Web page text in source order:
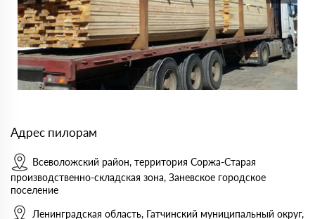
Адрес пилорам
Всеволожский район, территория Соржа-Старая
производственно-складская зона, Заневское городское
поселение
Ленинградская область, Гатчинский муниципальный округ,